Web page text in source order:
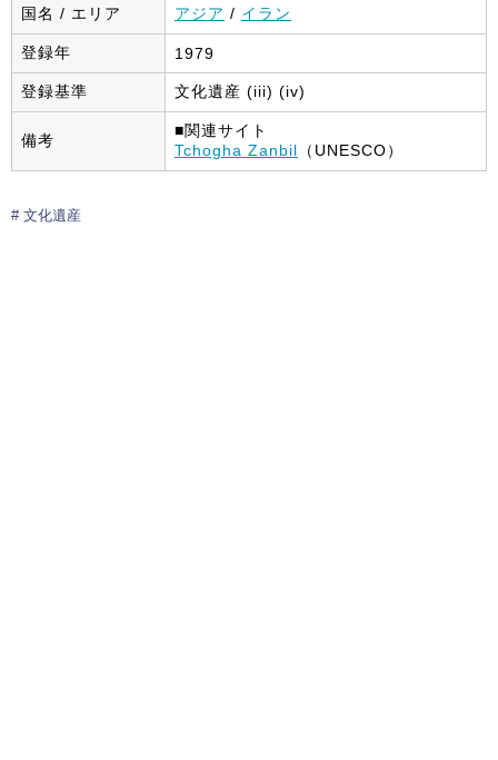
国名 / エリア アジア / イラン
登録年 1979
登録基準 文化遺産 (iii) (iv)
備考
■関連サイト
Tchogha Zanbil （UNESCO）
文化遺産